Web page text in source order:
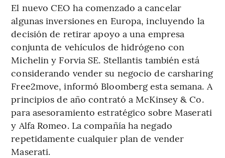
El nuevo CEO ha comenzado a cancelar
algunas inversiones en Europa, incluyendo la
decisión de retirar apoyo a una empresa
conjunta de vehículos de hidrógeno con
Michelin y Forvia SE. Stellantis también está
considerando vender su negocio de carsharing
Free2move, informó Bloomberg esta semana. A
principios de año contrató a McKinsey & Co.
para asesoramiento estratégico sobre Maserati
y Alfa Romeo. La compañía ha negado
repetidamente cualquier plan de vender
Maserati.